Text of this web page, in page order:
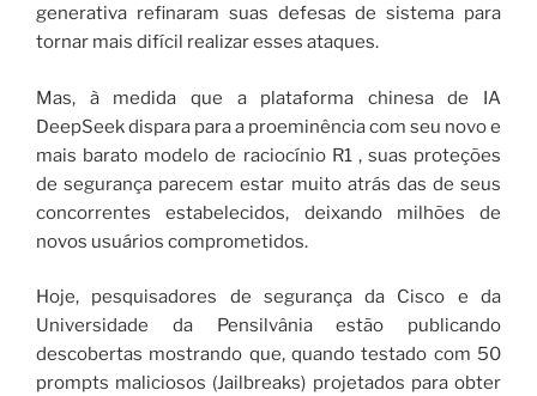
generativa refinaram suas defesas de sistema para
tornar mais difícil realizar esses ataques.
Mas, à medida que a plataforma chinesa de IA
DeepSeek dispara para a proeminência com seu novo e
mais barato modelo de raciocínio R1 , suas proteções
de segurança parecem estar muito atrás das de seus
concorrentes estabelecidos, deixando milhões de
novos usuários comprometidos.
Hoje, pesquisadores de segurança da Cisco e da
Universidade da Pensilvânia estão publicando
descobertas mostrando que, quando testado com 50
prompts maliciosos (Jailbreaks) projetados para obter